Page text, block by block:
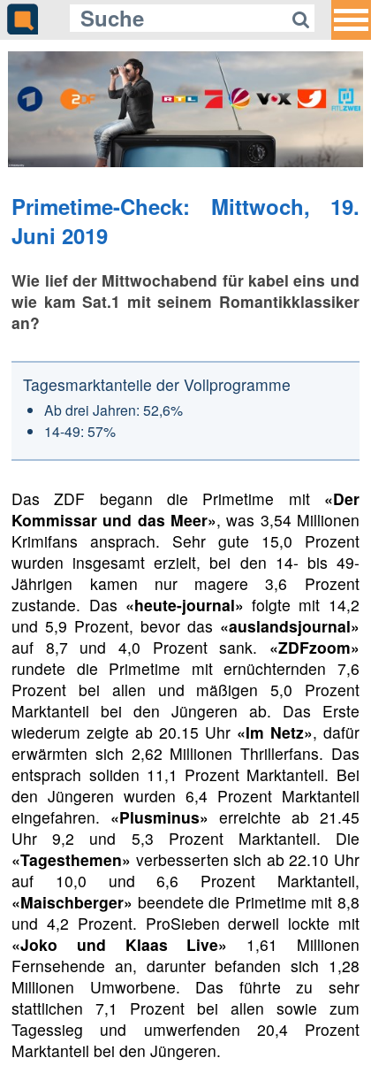
Gleich auf Quotenmeter:
Filme des Grauens: «Justice
League of America» – Der
Superheldenfilm, der viel zu früh
kam
Primetime-Check: Mittwoch, 19.
Juni 2019
Wie lief der Mittwochabend für kabel eins und
wie kam Sat.1 mit seinem Romantikklassiker
an?
Tagesmarktanteile der Vollprogramme
Ab drei Jahren: 52,6%
14-49: 57%
Das ZDF begann die Primetime mit «Der
Kommissar und das Meer», was 3,54 Millionen
Krimifans ansprach. Sehr gute 15,0 Prozent
wurden insgesamt erzielt, bei den 14- bis 49-
Jährigen kamen nur magere 3,6 Prozent
zustande. Das «heute-journal» folgte mit 14,2
und 5,9 Prozent, bevor das «auslandsjournal»
auf 8,7 und 4,0 Prozent sank. «ZDFzoom»
rundete die Primetime mit ernüchternden 7,6
Prozent bei allen und mäßigen 5,0 Prozent
Marktanteil bei den Jüngeren ab. Das Erste
wiederum zeigte ab 20.15 Uhr «Im Netz», dafür
erwärmten sich 2,62 Millionen Thrillerfans. Das
entsprach soliden 11,1 Prozent Marktanteil. Bei
den Jüngeren wurden 6,4 Prozent Marktanteil
eingefahren. «Plusminus» erreichte ab 21.45
Uhr 9,2 und 5,3 Prozent Marktanteil. Die
«Tagesthemen» verbesserten sich ab 22.10 Uhr
auf 10,0 und 6,6 Prozent Marktanteil,
«Maischberger» beendete die Primetime mit 8,8
und 4,2 Prozent. ProSieben derweil lockte mit
«Joko und Klaas Live» 1,61 Millionen
Fernsehende an, darunter befanden sich 1,28
Millionen Umworbene. Das führte zu sehr
stattlichen 7,1 Prozent bei allen sowie zum
Tagessieg und umwerfenden 20,4 Prozent
Marktanteil bei den Jüngeren.